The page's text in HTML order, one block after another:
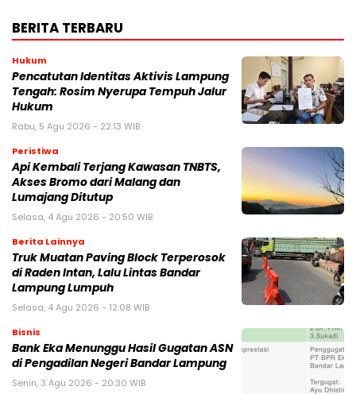
BERITA TERBARU
Hukum
Pencatutan Identitas Aktivis Lampung
Tengah: Rosim Nyerupa Tempuh Jalur
Hukum
Rabu, 5 Agu 2026 - 22:13 WIB
Peristiwa
Api Kembali Terjang Kawasan TNBTS,
Akses Bromo dari Malang dan
Lumajang Ditutup
Selasa, 4 Agu 2026 - 20:50 WIB
Berita Lainnya
Truk Muatan Paving Block Terperosok
di Raden Intan, Lalu Lintas Bandar
Lampung Lumpuh
Selasa, 4 Agu 2026 - 12:08 WIB
Bisnis
Bank Eka Menunggu Hasil Gugatan ASN
di Pengadilan Negeri Bandar Lampung
Senin, 3 Agu 2026 - 20:30 WIB